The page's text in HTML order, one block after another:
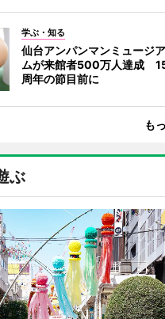
学ぶ・知る
仙台アンパンマンミュージア
ムが来館者500万人達成
周年の節目前に
も
ぶ